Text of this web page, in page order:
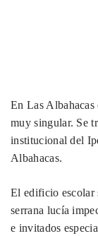
En Las
muy singular. Se
institucional del
Albahacas.
El edificio escolar
serrana lucía
e invitados